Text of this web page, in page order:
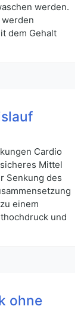
werden.
dem Gehalt
Cardio
Mittel
Senkung des
einem
und
ohne